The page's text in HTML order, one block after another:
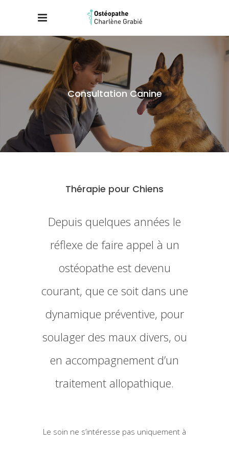
Consultation Canine
Thérapie pour Chiens
Depuis quelques années le
réflexe de faire appel à un
ostéopathe est devenu
courant, que ce soit dans une
dynamique préventive, pour
soulager des maux divers, ou
en accompagnement d’un
traitement allopathique.
Le soin ne s’intéresse pas uniquement à